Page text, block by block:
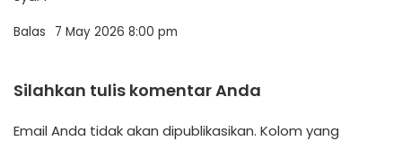
Balas 7 May 2026 8:00 pm
Silahkan tulis komentar Anda
Email Anda tidak akan dipublikasikan. Kolom yang